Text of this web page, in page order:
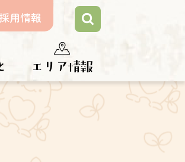
用情報
エリア情報